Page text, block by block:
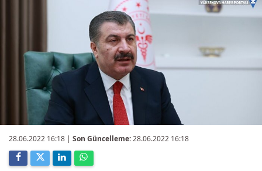
28.06.2022 16:18 | Son Güncelleme:28.06.2022 16:18